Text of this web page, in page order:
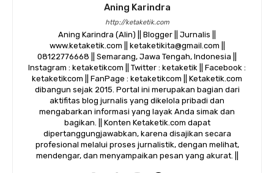
Aning Karindra
http://ketaketik.com
Aning Karindra (Alin) || Blogger || Jurnalis ||
www.ketaketik.com || ketaketikita@gmail.com ||
08122776668 || Semarang, Jawa Tengah, Indonesia ||
Instagram : ketaketikcom || Twitter : ketaketik || Facebook :
ketaketikcom || FanPage : ketaketikcom || Ketaketik.com
dibangun sejak 2015. Portal ini merupakan bagian dari
aktifitas blog jurnalis yang dikelola pribadi dan
mengabarkan informasi yang layak Anda simak dan
bagikan. || Konten Ketaketik.com dapat
dipertanggungjawabkan, karena disajikan secara
profesional melalui proses jurnalistik, dengan melihat,
mendengar, dan menyampaikan pesan yang akurat. ||